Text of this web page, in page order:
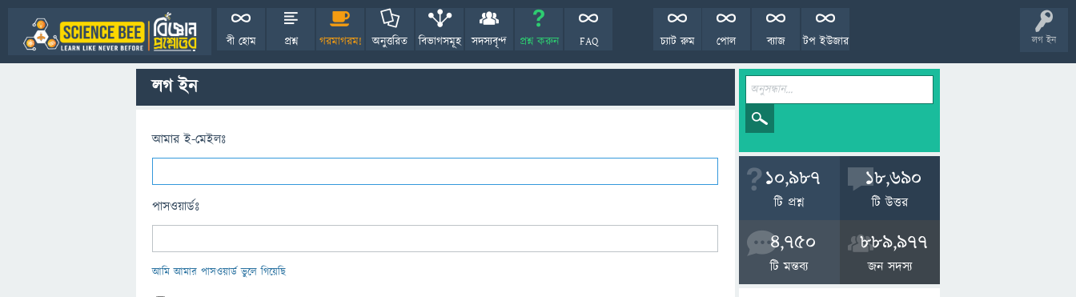
লগ ইন
বী হোম প্রশ্ন গরমাগরম! অনুত্তরিত বিভাগসমূহ সদস্যবৃন্দ প্রশ্ন করুন FAQ টপ ইউজার
ব্যাজ
পোল
চ্যাট রুম
লগ ইন
আমার ই-মেইলঃ
পাসওয়ার্ডঃ
আমি আমার পাসওয়ার্ড ভুলে গিয়েছি
10,987
টি প্রশ্ন
18,690
টি উত্তর
4,750
টি মন্তব্য
889,977
জন সদস্য